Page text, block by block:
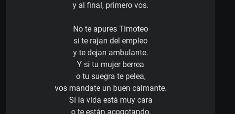
y al final, primero vos.
No te apures Timoteo
si te rajan del empleo
y te dejan ambulante.
Y si tu mujer berrea
o tu suegra te pelea,
vos mandate un buen calmante.
Si la vida está muy cara
o te están acogotando,